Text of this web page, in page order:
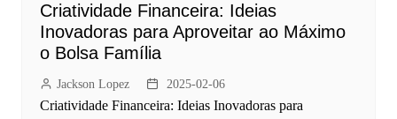
Criatividade Financeira: Ideias
Inovadoras para Aproveitar ao Máximo
o Bolsa Família
Jackson Lopez 2025-02-06
Criatividade Financeira: Ideias Inovadoras para